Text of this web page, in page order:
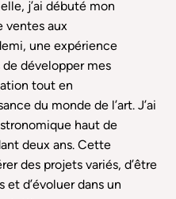
j’ai débuté mon
ventes aux
une expérience
de développer mes
tout en
du monde de l’art. J’ai
haut de
deux ans. Cette
des projets variés, d’être
d’évoluer dans un